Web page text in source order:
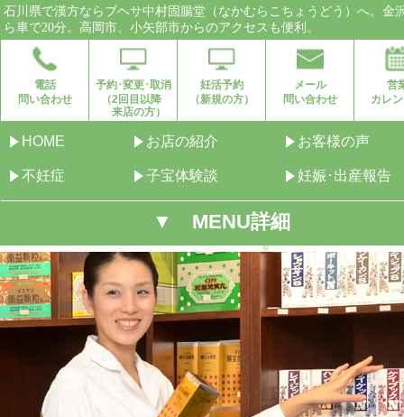
石川県で漢方ならブヘサ中村固腸堂（なかむらこちょうどう）へ。金
ら車で20分。高岡市、小矢部市からのアクセスも便利。
電話
問い合わせ
予約･変更･取消
（2回目以降
来店の方）
妊活予約
（新規の方）
メール
問い合わせ
営
カレ
HOME お店の紹介 お客様の声
不妊症 子宝体験談 妊娠･出産報告
▼ MENU詳細